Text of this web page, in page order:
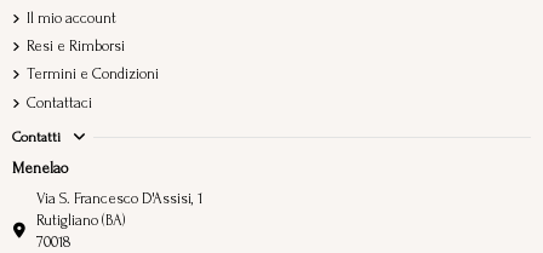
Il mio account
Resi e Rimborsi
Termini e Condizioni
Contattaci
Contatti
Menelao
Via S. Francesco D'Assisi, 1
Rutigliano (BA)
70018